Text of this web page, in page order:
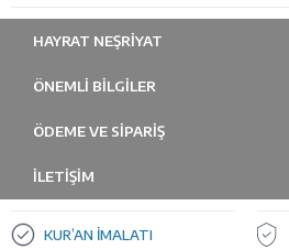
HAYRAT NEŞRIYAT
ÖNEMLI BILGILER
ÖDEME VE SİPARİŞ
İLETİŞİM
KUR’AN İMALATI